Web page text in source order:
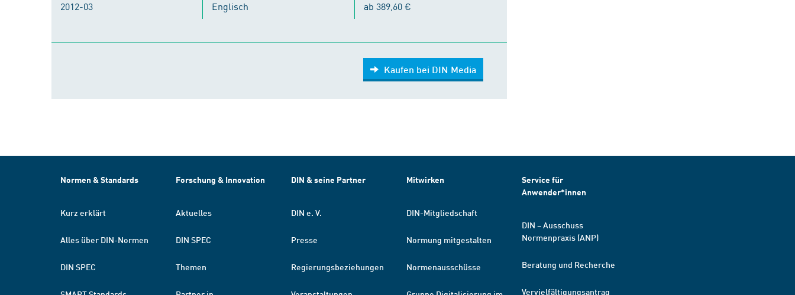
2012-03 Englisch ab 389,60 €
Kaufen bei DIN Media
Normen & Standards
Kurz erklärt
Alles über DIN-Normen
DIN SPEC
Forschung & Innovation
Aktuelles
DIN SPEC
Themen
DIN & seine Partner
DIN e. V.
Presse
Regierungsbeziehungen
Mitwirken
DIN-Mitgliedschaft
Normung mitgestalten
Normenausschüsse
Service für
Anwender*innen
DIN – Ausschuss
Normenpraxis (ANP)
Beratung und Recherche
Vervielfältigungsantrag